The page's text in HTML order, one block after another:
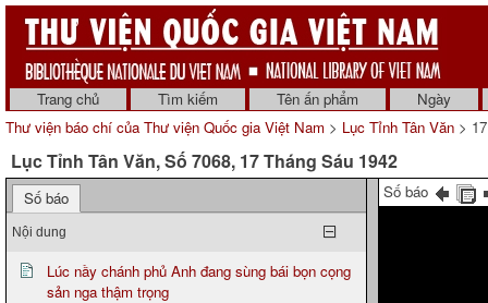
Trang chủ Tìm kiếm Tên ấn phẩm
Ngày
Thư viện báo chí của Thư viện Quốc gia Việt Nam > Lục Tỉnh Tân Văn >
Lục Tỉnh Tân Văn, Số 7068, 17 Tháng Sáu 1942
Số báo
Nội dung
Lúc nầy chánh phủ Anh đang sùng bái bọn cọng
sản nga thậm trọng
Số báo